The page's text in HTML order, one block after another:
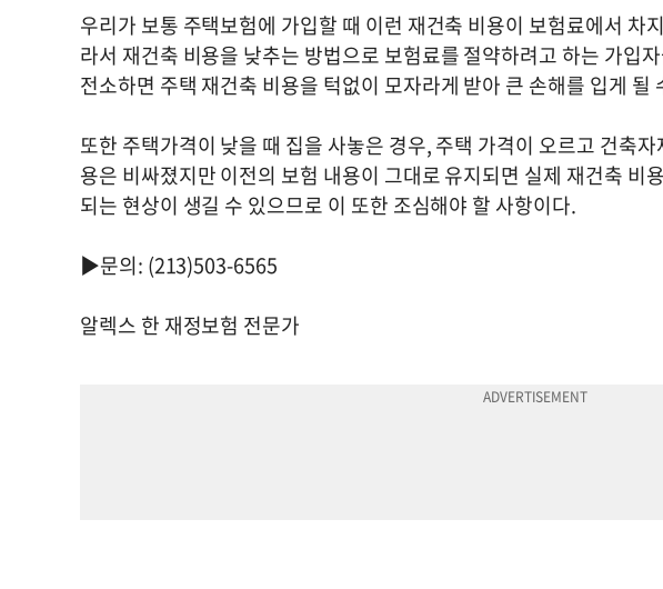
우리가 보통 주택보험에 가입할 때 이런 재건축 비용이 보험료에서 차
라서 재건축 비용을 낮추는 방법으로 보험료를 절약하려고 하는 가입
전소하면 주택 재건축 비용을 턱없이 모자라게 받아 큰 손해를 입게 될
또한 주택가격이 낮을 때 집을 사놓은 경우, 주택 가격이 오르고 건축
용은 비싸졌지만 이전의 보험 내용이 그대로 유지되면 실제 재건축 비
되는 현상이 생길 수 있으므로 이 또한 조심해야 할 사항이다.
▶문의: (213)503-6565
알렉스 한 재정보험 전문가